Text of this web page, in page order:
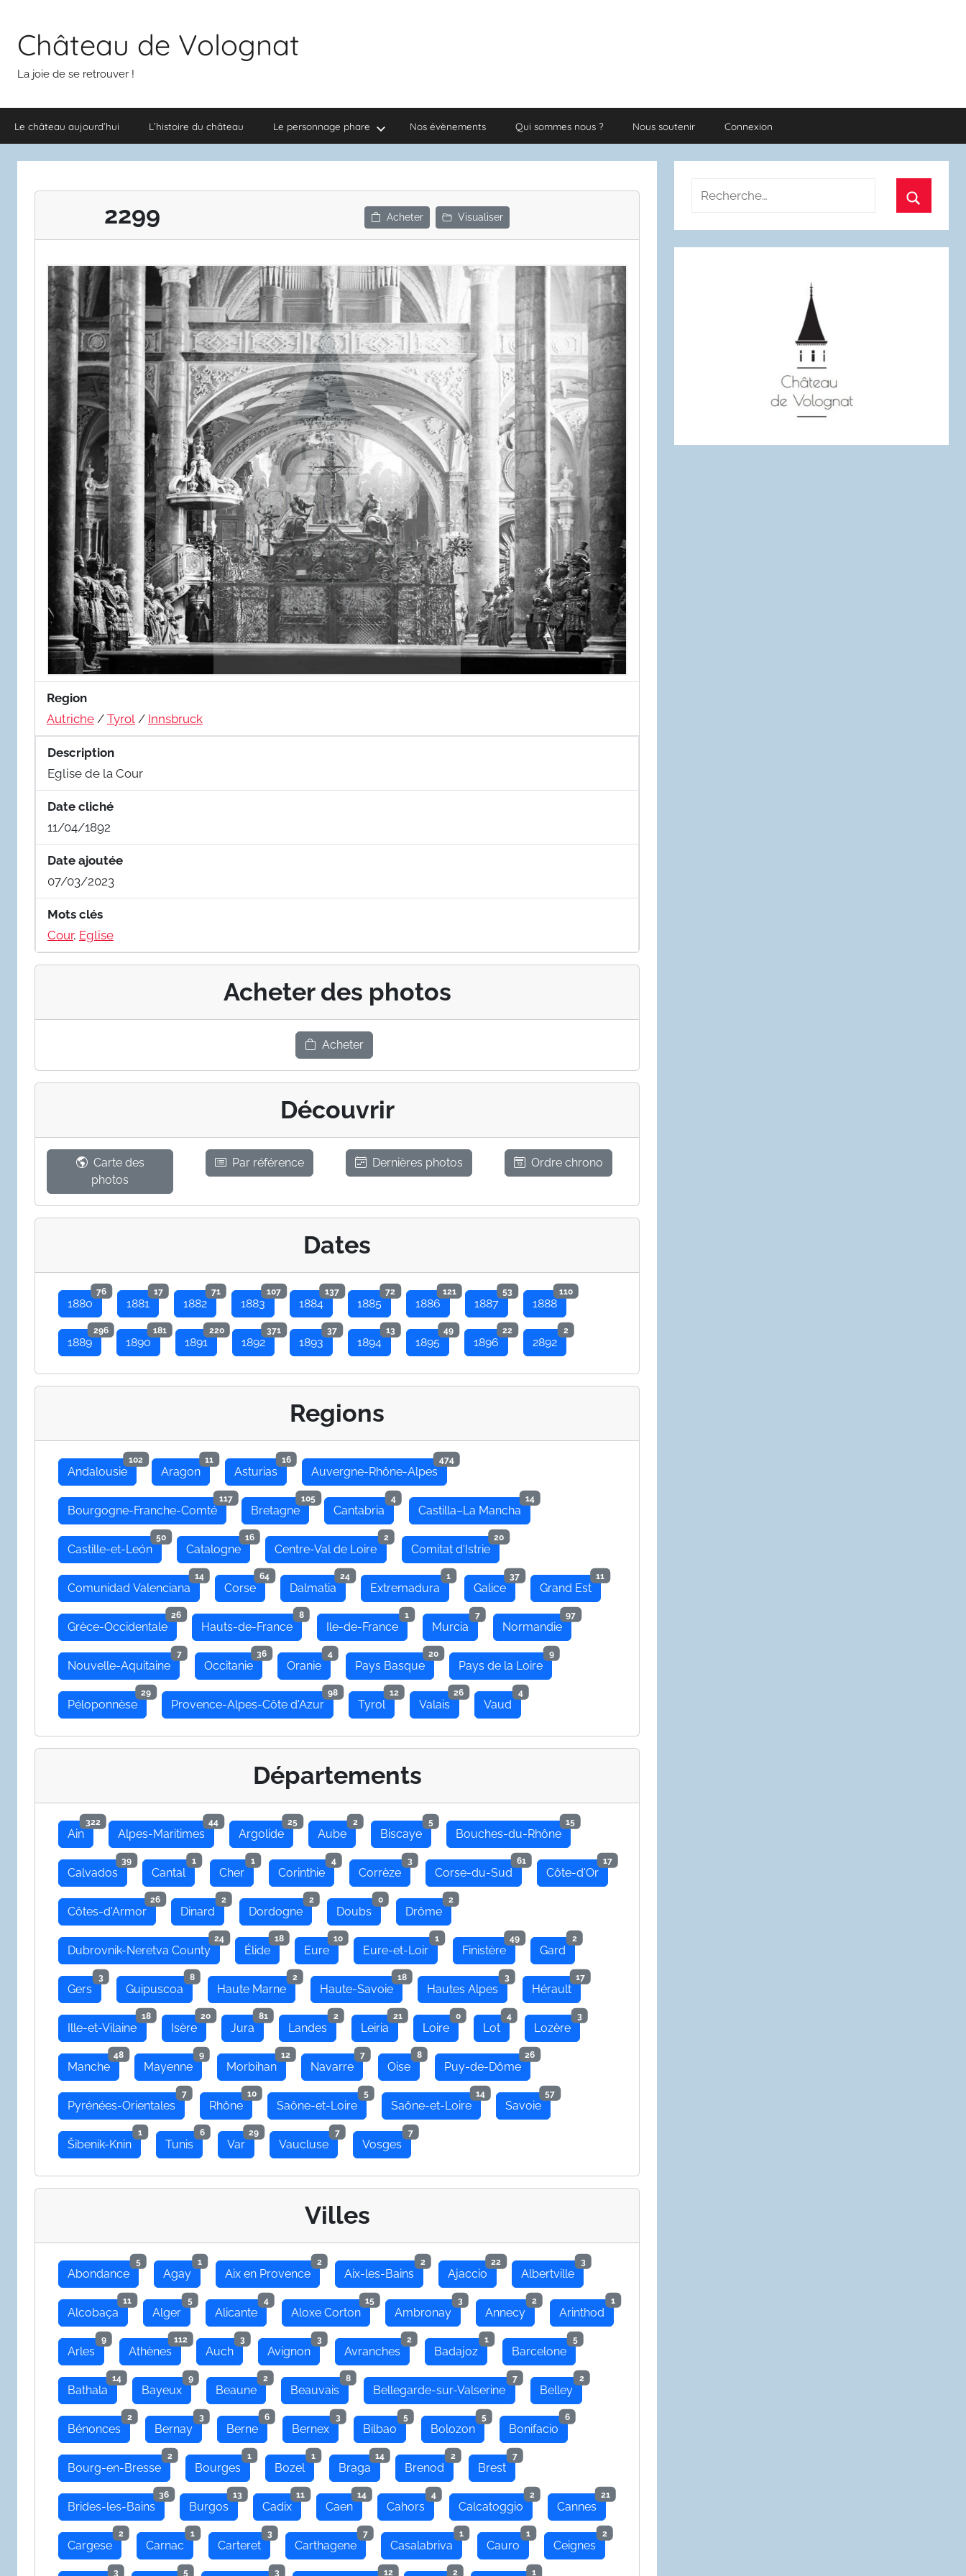
contenuChâteau de Volognat
La joie de se retrouver !
Le château aujourd’hui L’histoire du château Le personnage phare Nos évènements Qui sommes nous ? Nous soutenir Connexion
2299 Acheter Visualiser
Region
Autriche / Tyrol / Innsbruck
Description
Eglise de la Cour
Date cliché
11/04/1892
Date ajoutée
07/03/2023
Mots clés
Cour, Eglise
Acheter des photos
Acheter
Découvrir
Carte des
photos
Par référence Dernières photos Ordre chrono
Dates
1880
76
1881
17
1882
71
1883
107
1884
137
1885
72
1886
121
1887
53
1888
110
1889
296
1890
181
1891
220
1892
371
1893
37
1894
13
1895
49
1896
22
2892
2
Regions
Andalousie
102
Aragon
11
Asturias
16
Auvergne-Rhône-Alpes
474
Bourgogne-Franche-Comté
117
Bretagne
105
Cantabria
4
Castilla–La Mancha
14
Castille-et-León
50
Catalogne
16
Centre-Val de Loire
2
Comitat d'Istrie
20
Comunidad Valenciana
14
Corse
64
Dalmatia
24
Extremadura
1
Galice
37
Grand Est
11
Grèce-Occidentale
26
Hauts-de-France
8
Ile-de-France
1
Murcia
7
Normandie
97
Nouvelle-Aquitaine
7
Occitanie
36
Oranie
4
Pays Basque
20
Pays de la Loire
9
Péloponnèse
29
Provence-Alpes-Côte d'Azur
98
Tyrol
12
Valais
26
Vaud
4
Départements
Ain
322
Alpes-Maritimes
44
Argolide
25
Aube
2
Biscaye
5
Bouches-du-Rhône
15
Calvados
39
Cantal
1
Cher
1
Corinthie
4
Corrèze
3
Corse-du-Sud
61
Côte-d'Or
17
Côtes-d'Armor
26
Dinard
2
Dordogne
2
Doubs
0
Drôme
2
Dubrovnik-Neretva County
24
Élide
18
Eure
10
Eure-et-Loir
1
Finistère
49
Gard
2
Gers
3
Guipuscoa
8
Haute Marne
2
Haute-Savoie
18
Hautes Alpes
3
Hérault
17
Ille-et-Vilaine
18
Isère
20
Jura
81
Landes
2
Leiria
21
Loire
0
Lot
4
Lozère
3
Manche
48
Mayenne
9
Morbihan
12
Navarre
7
Oise
8
Puy-de-Dôme
26
Pyrénées-Orientales
7
Rhône
10
Saône-et-Loire
5
Saône-et-Loire
14
Savoie
57
Šibenik-Knin
1
Tunis
6
Var
29
Vaucluse
7
Vosges
7
Villes
Abondance
5
Agay
1
Aix en Provence
2
Aix-les-Bains
2
Ajaccio
22
Albertville
3
Alcobaça
11
Alger
5
Alicante
4
Aloxe Corton
15
Ambronay
3
Annecy
2
Arinthod
1
Arles
9
Athènes
112
Auch
3
Avignon
3
Avranches
2
Badajoz
1
Barcelone
5
Bathala
14
Bayeux
9
Beaune
2
Beauvais
8
Bellegarde-sur-Valserine
7
Belley
2
Bénonces
2
Bernay
3
Berne
6
Bernex
3
Bilbao
5
Bolozon
5
Bonifacio
6
Bourg-en-Bresse
2
Bourges
1
Bozel
1
Braga
14
Brenod
2
Brest
7
Brides-les-Bains
36
Burgos
13
Cadix
11
Caen
14
Cahors
4
Calcatoggio
2
Cannes
21
Cargese
2
Carnac
1
Carteret
3
Carthagene
7
Casalabriva
1
Cauro
1
Ceignes
2
3 5 3 12 2 1
Recherche
: